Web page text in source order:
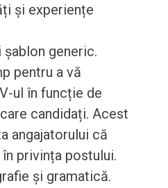
și experiențe
șablon generic.
pentru a vă
ul în funcție de
candidați. Acest
angajatorului că
privința postului.
și gramatică.